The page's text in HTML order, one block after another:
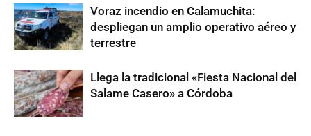
Voraz incendio en Calamuchita:
despliegan un amplio operativo aéreo y
terrestre
Llega la tradicional «Fiesta Nacional del
Salame Casero» a Córdoba